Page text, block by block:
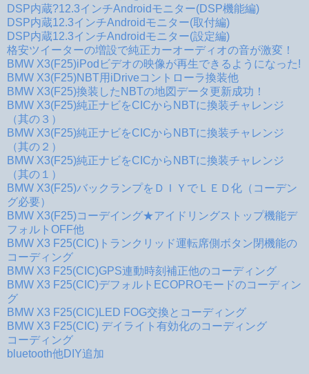
DSP内蔵?12.3インチAndroidモニター(DSP機能編)
DSP内蔵12.3インチAndroidモニター(取付編)
DSP内蔵12.3インチAndroidモニター(設定編)
格安ツイーターの増設で純正カーオーディオの音が激変！
BMW X3(F25)iPodビデオの映像が再生できるようになった!
BMW X3(F25)NBT用iDriveコントローラ換装他
BMW X3(F25)換装したNBTの地図データ更新成功！
BMW X3(F25)純正ナビをCICからNBTに換装チャレンジ
（其の３）
BMW X3(F25)純正ナビをCICからNBTに換装チャレンジ
（其の２）
BMW X3(F25)純正ナビをCICからNBTに換装チャレンジ
（其の１）
BMW X3(F25)バックランプをＤＩＹでＬＥＤ化（コーデン
グ必要）
BMW X3(F25)コーデイング★アイドリングストップ機能デ
フォルトOFF他
BMW X3 F25(CIC)トランクリッド運転席側ボタン閉機能の
コーディング
BMW X3 F25(CIC)GPS連動時刻補正他のコーディング
BMW X3 F25(CIC)デフォルトECOPROモードのコーディン
グ
BMW X3 F25(CIC)LED FOG交換とコーディング
BMW X3 F25(CIC) デイライト有効化のコーディング
コーディング
bluetooth他DIY追加